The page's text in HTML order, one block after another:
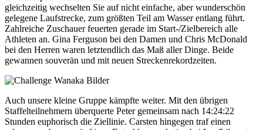
gleichzeitig wechselten Sie auf nicht einfache, aber wunderschön
gelegene Laufstrecke, zum größten Teil am Wasser entlang führt.
Zahlreiche Zuschauer feuerten gerade im Start-/Zielbereich alle
Athleten an. Gina Ferguson bei den Damen und Chris McDonald
bei den Herren waren letztendlich das Maß aller Dinge. Beide
gewannen souverän und mit neuen Streckenrekordzeiten.
Auch unsere kleine Gruppe kämpfte weiter. Mit den übrigen
Staffelteilnehmern überquerte Peter gemeinsam nach 14:24:22
Stunden euphorisch die Ziellinie. Carsten hingegen traf einen